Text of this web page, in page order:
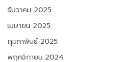
ธันวาคม 2025
เมษายน 2025
กุมภาพันธ์ 2025
พฤศจิกายน 2024